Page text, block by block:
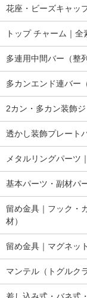
花座・ビーズキャッ
トップ チャーム｜全
多連用中間バー（整
多カンエンド連バー
2カン・多カン装飾
透かし装飾プレート
メタルリングパーツ
基本パーツ・副材パ
留め金具｜フック・
材）
留め金具｜マグネッ
マンテル（トグルク